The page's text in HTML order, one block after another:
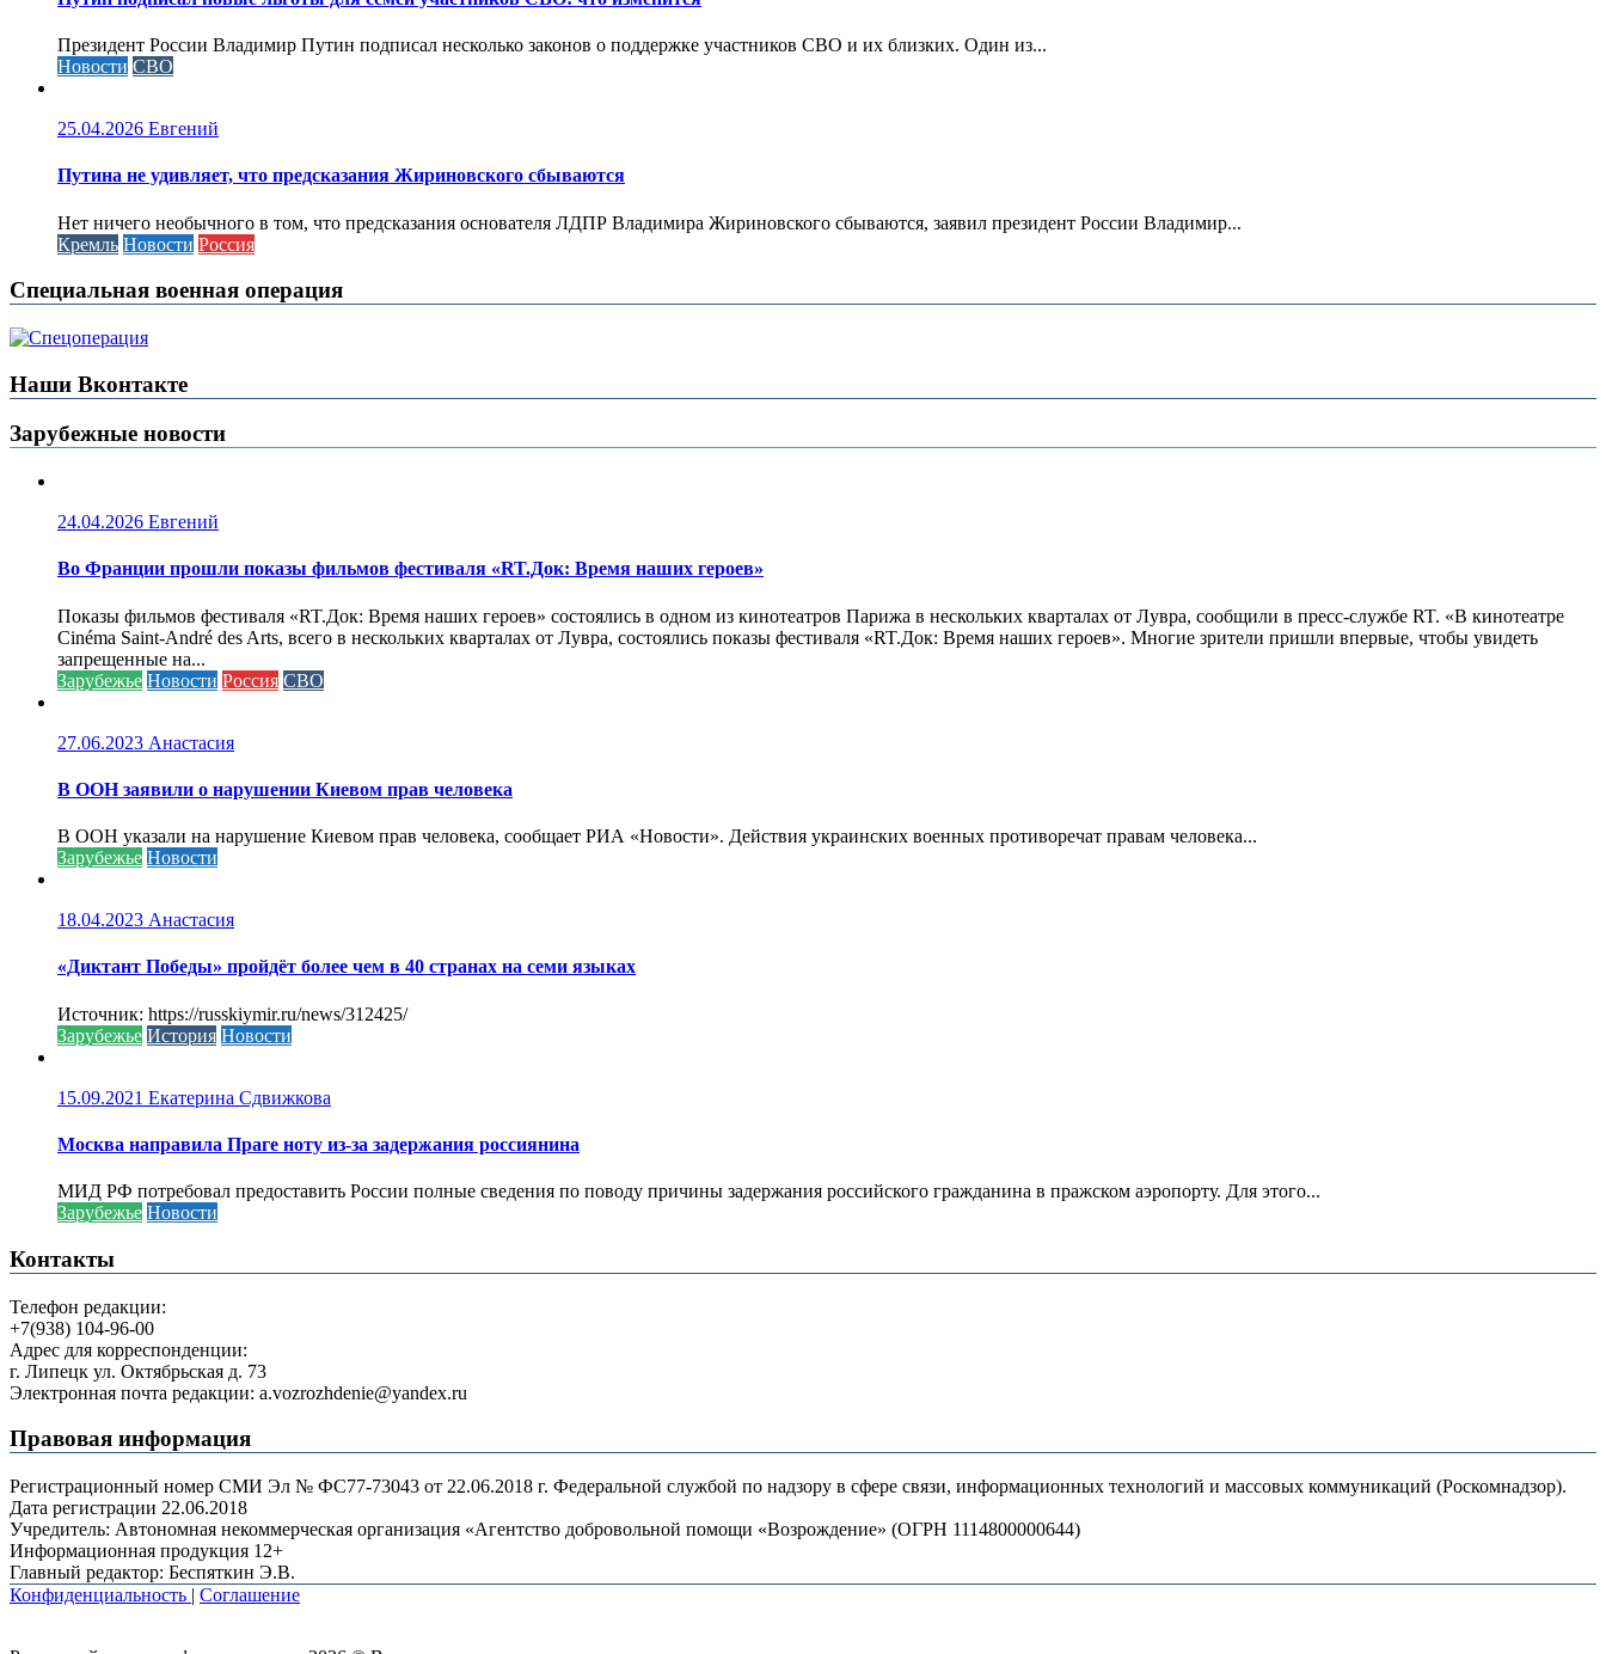
Президент России Владимир Путин подписал несколько законов о поддержке участников СВО и их близких. Один из...
Новости СВО
25.04.2026 Евгений
Путина не удивляет, что предсказания Жириновского сбываются
Нет ничего необычного в том, что предсказания основателя ЛДПР Владимира Жириновского сбываются, заявил президент России Владимир...
Кремль Новости Россия
Специальная военная операция
Наши Вконтакте
Зарубежные новости
24.04.2026 Евгений
Во Франции прошли показы фильмов фестиваля «RT.Док: Время наших героев»
Показы фильмов фестиваля «RT.Док: Время наших героев» состоялись в одном из кинотеатров Парижа в нескольких кварталах от Лувра, сообщили в пресс-службе RT. «В кинотеатре
Cinéma Saint-André des Arts, всего в нескольких кварталах от Лувра, состоялись показы фестиваля «RT.Док: Время наших героев». Многие зрители пришли впервые, чтобы увидеть
запрещенные на...
Зарубежье Новости Россия СВО
27.06.2023 Анастасия
В ООН заявили о нарушении Киевом прав человека
В ООН указали на нарушение Киевом прав человека, сообщает РИА «Новости». Действия украинских военных противоречат правам человека...
Зарубежье Новости
18.04.2023 Анастасия
«Диктант Победы» пройдёт более чем в 40 странах на семи языках
Источник: https://russkiymir.ru/news/312425/
Зарубежье История Новости
15.09.2021 Екатерина Сдвижкова
Москва направила Праге ноту из-за задержания россиянина
МИД РФ потребовал предоставить России полные сведения по поводу причины задержания российского гражданина в пражском аэропорту. Для этого...
Зарубежье Новости
Контакты
Телефон редакции:
+7(938) 104-96-00
Адрес для корреспонденции:
г. Липецк ул. Октябрьская д. 73
Электронная почта редакции: a.vozrozhdenie@yandex.ru
Правовая информация
Регистрационный номер СМИ Эл № ФС77-73043 от 22.06.2018 г. Федеральной службой по надзору в сфере связи, информационных технологий и массовых коммуникаций (Роскомнадзор).
Дата регистрации 22.06.2018
Учредитель: Автономная некоммерческая организация «Агентство добровольной помощи «Возрождение» (ОГРН 1114800000644)
Информационная продукция 12+
Главный редактор: Беспяткин Э.В.
Конфиденциальность | Соглашение